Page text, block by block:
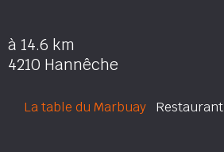
à 14.6 km
4210 Hannêche
La table du Marbuay Restaurant